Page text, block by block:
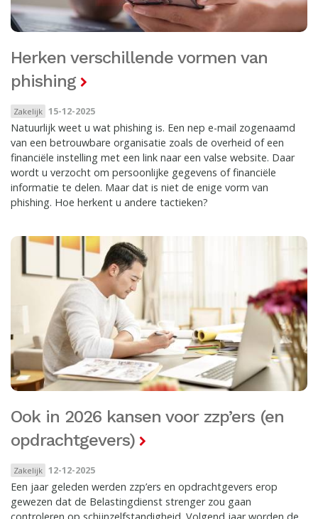
Herken verschillende vormen van
phishing
Zakelijk 15-12-2025
Natuurlijk weet u wat phishing is. Een nep e-mail zogenaamd
van een betrouwbare organisatie zoals de overheid of een
financiële instelling met een link naar een valse website. Daar
wordt u verzocht om persoonlijke gegevens of financiële
informatie te delen. Maar dat is niet de enige vorm van
phishing. Hoe herkent u andere tactieken?
Ook in 2026 kansen voor zzp’ers (en
opdrachtgevers)
Zakelijk 12-12-2025
Een jaar geleden werden zzp’ers en opdrachtgevers erop
gewezen dat de Belastingdienst strenger zou gaan
controleren op schijnzelfstandigheid. Volgend jaar worden de